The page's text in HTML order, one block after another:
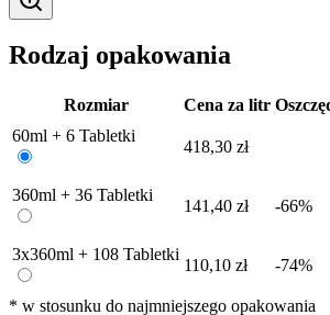
Rodzaj opakowania
Rozmiar Cena za litr
60ml + 6 Tabletki
418,30 zł
360ml + 36 Tabletki
141,40 zł -66%
3x360ml + 108 Tabletki
110,10 zł -74%
* w stosunku do najmniejszego opakowania